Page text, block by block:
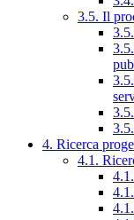
3.5. Il
4. Ricerca
4.1.